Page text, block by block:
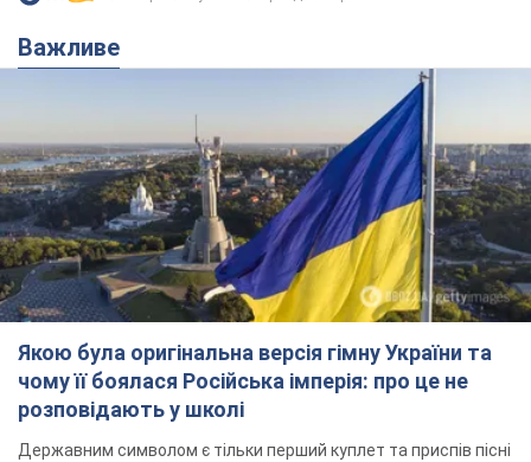
Важливе
Якою була оригінальна версія гімну України та
чому її боялася Російська імперія: про це не
розповідають у школі
Державним символом є тільки перший куплет та приспів пісні